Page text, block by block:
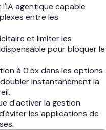
agentique capable
entre les
et limiter les
pour bloquer le
à 0.5x dans les options
instantanément la
d'activer la gestion
les applications de